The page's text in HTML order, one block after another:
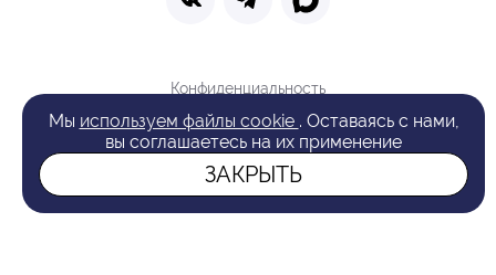
Конфиденциальность
Политика обработки cookie
Оферта
Поиск
© 2026 VAN LAACK
Мы используем файлы cookie . Оставаясь с нами,
вы соглашаетесь на их применение
ЗАКРЫТЬ